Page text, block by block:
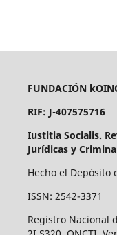
FUNDACIÓN
RIF: J-407575716
Iustitia Socialis.
Jurídicas y
Hecho el Depósito
ISSN: 2542-3371
Registro Nacional